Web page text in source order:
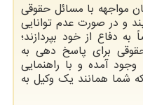
مواجهه با مسائل حقوقی
و در صورت عدم توانایی
دفاع از خود بپردازند؛
برای پاسخ دهی به
آمده و با راهنمایی
شما همانند یک وکیل به